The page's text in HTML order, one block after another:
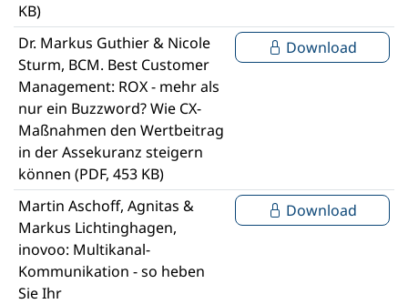
KB)
Dr. Markus Guthier & Nicole
Sturm, BCM. Best Customer
Management: ROX - mehr als
nur ein Buzzword? Wie CX-
Maßnahmen den Wertbeitrag
in der Assekuranz steigern
können (PDF, 453 KB)
Download
Martin Aschoff, Agnitas &
Markus Lichtinghagen,
inovoo: Multikanal-
Kommunikation - so heben
Sie Ihr
Download